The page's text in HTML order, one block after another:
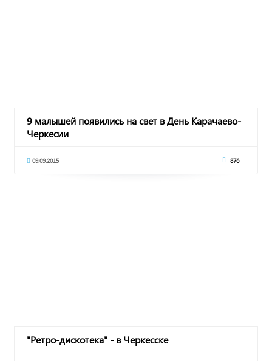
9 малышей появились на свет в День Карачаево-
Черкесии
09.09.2015 876
"Ретро-дискотека" - в Черкесске